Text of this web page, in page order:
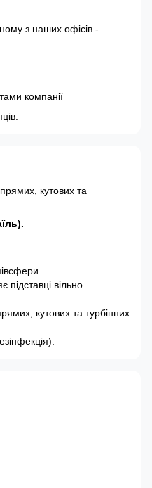
з наших офісів -
компанії
кутових та
підставці вільно
кутових та турбінних